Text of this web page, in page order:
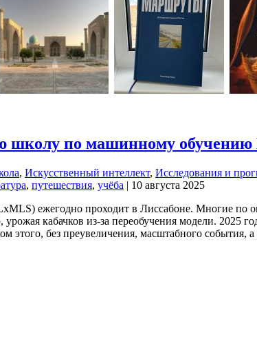
школу по машинному обучению
, Искусственный интеллект, Исследования и
, путешествия, учёба | 10 августа 2025
ежегодно проходит в Лиссабоне. Многие по
кабачков из-за переобучения модели. 2025
этого, без преувеличения, масштабного